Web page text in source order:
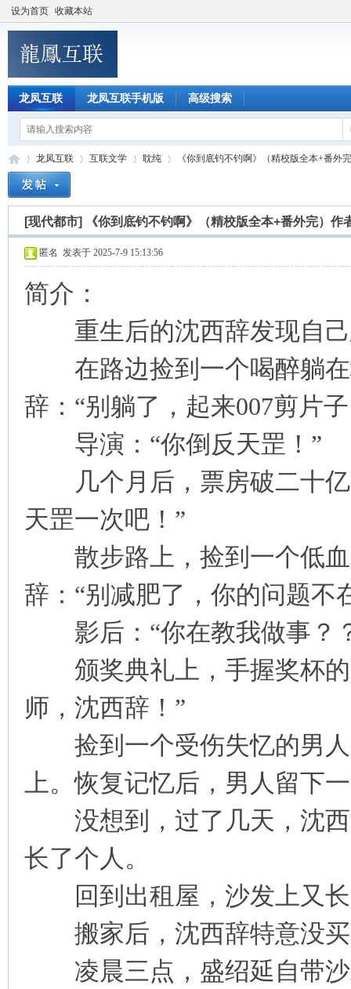
设为首页 收藏本站
龙凤互联 龙凤互联手机版 高级搜索
龙凤互联
›
互联文学
›
耽纯
›
《你到底钓不钓啊》（精校版全本+番外
[现代都市] 《你到底钓不钓啊》（精校版全本+番外完）作
匿名 发表于 2025-7-9 15:13:56
简介：
重生后的沈西辞发现自己
在路边捡到一个喝醉躺在
辞：“别躺了，起来007剪片
导演：“你倒反天罡！”
几个月后，票房破二十亿
天罡一次吧！”
散步路上，捡到一个低血
辞：“别减肥了，你的问题不
影后：“你在教我做事？
颁奖典礼上，手握奖杯的
师，沈西辞！”
捡到一个受伤失忆的男人
上。恢复记忆后，男人留下
没想到，过了几天，沈西
长了个人。
回到出租屋，沙发上又长
搬家后，沈西辞特意没买
凌晨三点，盛绍延自带沙